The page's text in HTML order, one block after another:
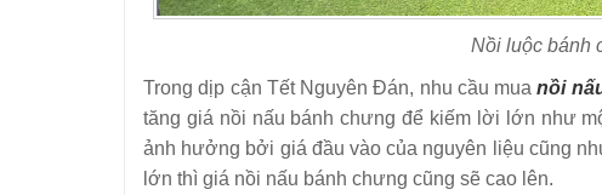
Nồi luộc bánh
Trong dịp cận Tết Nguyên Đán, nhu cầu muanồi
tăng giá nồi nấu bánh chưng để kiếm lời lớn như
ảnh hưởng bởi giá đầu vào của nguyên liệu cũng
lớn thì giá nồi nấu bánh chưng cũng sẽ cao lên.